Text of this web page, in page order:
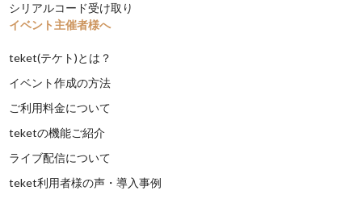
シリアルコード受け取り
イベント主催者様へ
teket(テケト)とは？
イベント作成の方法
ご利用料金について
teketの機能ご紹介
ライブ配信について
teket利用者様の声・導入事例